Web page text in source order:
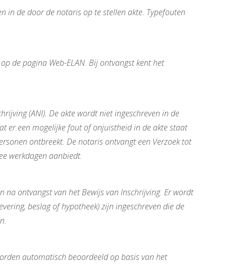
in de door de notaris op te stellen akte. Typefouten
de pagina Web-ELAN. Bij ontvangst kent het
(ANI). De akte wordt niet ingeschreven in de
er een mogelijke fout of onjuistheid in de akte staat
ontbreekt. De notaris ontvangt een Verzoek tot
werkdagen aanbiedt.
ontvangst van het Bewijs van Inschrijving. Er wordt
beslag of hypotheek) zijn ingeschreven die de
automatisch beoordeeld op basis van het